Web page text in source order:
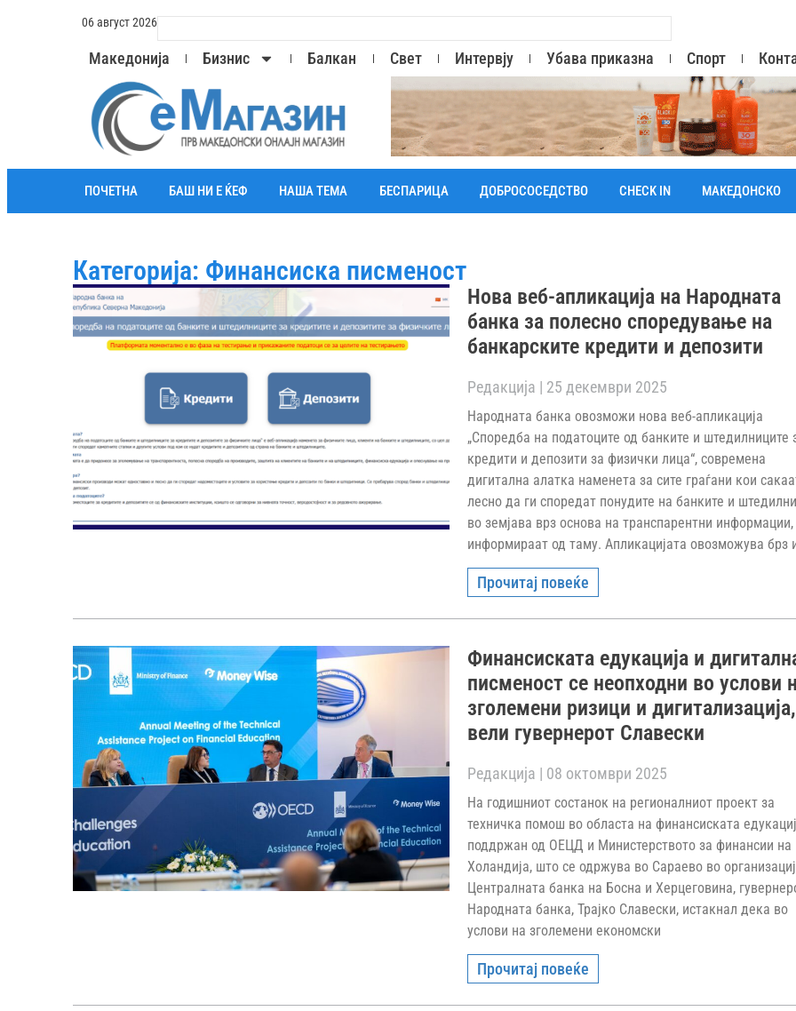
06 август 2026
Македонија Бизнис Балкан Свет Интервју Убава приказна Спорт
ПОЧЕТНА БАШ НИ Е ЌЕФ НАША ТЕМА БЕСПАРИЦА ДОБРОСОСЕДСТВО CHECK IN МАКЕДОНСКО
Категорија: Финансиска писменост
Нова веб-апликација на Народната
банка за полесно споредување на
банкарските кредити и депозити
Редакција 25 декември 2025
Народната банка овозможи нова веб-апликација
„Споредба на податоците од банките и штедилниците
кредити и депозити за физички лица“, современа
дигитална алатка наменета за сите граѓани кои
лесно да ги споредат понудите на банките и
во земјава врз основа на транспарентни информации,
информираат од таму. Апликацијата овозможува брз
Прочитај повеќе
Финансиската едукација и
писменост се неопходни во услови
зголемени ризици и дигитализација,
вели гувернерот Славески
Редакција 08 октомври 2025
На годишниот состанок на регионалниот проект за
техничка помош во областа на финансиската
поддржан од ОЕЦД и Министерството за финансии на
Холандија, што се одржува во Сараево во
Централната банка на Босна и Херцеговина,
Народната банка, Трајко Славески, истакнал дека во
услови на зголемени економски
Прочитај повеќе